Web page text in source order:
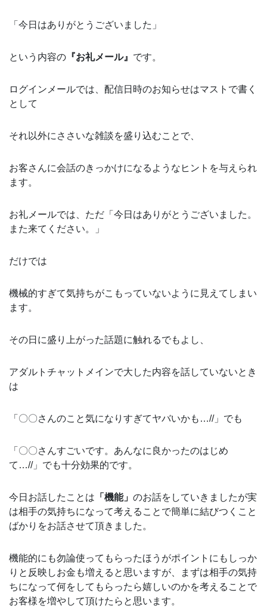
「今日はありがとうございました」
という内容の 『お礼メール』 です。
ログインメールでは、配信日時のお知らせはマストで書く
として
それ以外にささいな雑談を盛り込むことで、
お客さんに会話のきっかけになるようなヒントを与えられ
ます。
お礼メールでは、ただ「今日はありがとうございました。
また来てください。」
だけでは
機械的すぎて気持ちがこもっていないように見えてしまい
ます。
その日に盛り上がった話題に触れるでもよし、
アダルトチャットメインで大した内容を話していないとき
は
「〇〇さんのこと気になりすぎてヤバいかも…//」でも
「〇〇さんすごいです。あんなに良かったのはじめ
て…//」でも十分効果的です。
今日お話したことは 「機能」 のお話をしていきましたが実
は相手の気持ちになって考えることで簡単に結びつくこと
ばかりをお話させて頂きました。
機能的にも勿論使ってもらったほうがポイントにもしっか
りと反映しお金も増えると思いますが、まずは相手の気持
ちになって何をしてもらったら嬉しいのかを考えることで
お客様を増やして頂けたらと思います。